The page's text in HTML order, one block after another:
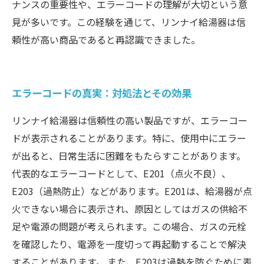
ナンスの重要性や、エラーコードの理解が大切という意
見が多いです。この経験を通じて、リンナイ給湯器は信
頼性が高い商品であると再認識できました。
エラーコードの真実：対処法とその効果
リンナイ給湯器は信頼性の高い製品ですが、エラーコー
ドが表示されることがあります。特に、使用中にエラー
が出ると、日常生活に困難をもたらすことがあります。
代表的なエラーコードとして、E201（点火不良）、
E203（過熱防止）などがあります。E201は、給湯器が点
火できない場合に表示され、原因としてはガスの供給不
足や電源の問題が考えられます。この場合、ガスの元栓
を確認したり、電源を一度切って再起動することで解決